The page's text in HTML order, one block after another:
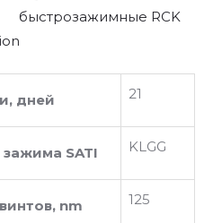
быстрозажимные RCK
дней 21
SATI KLGG
nm 125